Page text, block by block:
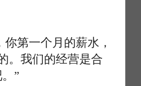
第一个月的薪水，
。我们的经营是合
”